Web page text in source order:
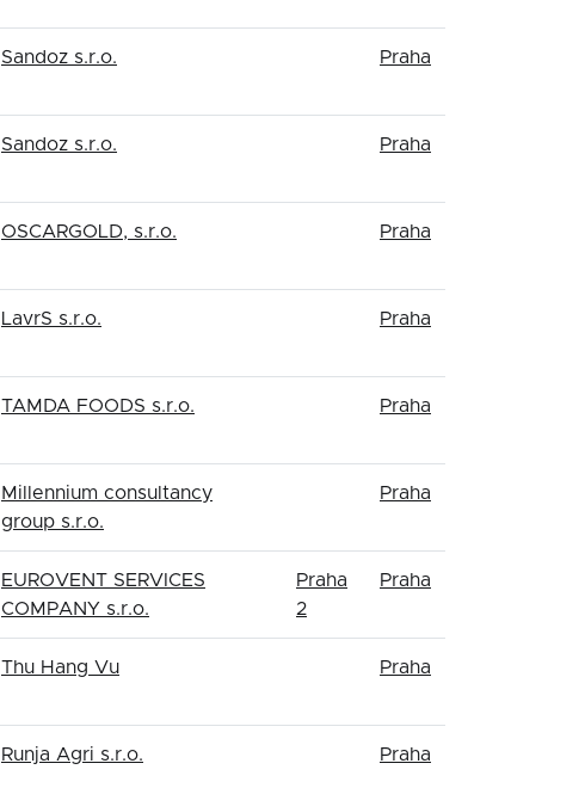
Sandoz s.r.o. Praha
Sandoz s.r.o. Praha
OSCARGOLD, s.r.o. Praha
LavrS s.r.o. Praha
TAMDA FOODS s.r.o. Praha
Millennium consultancy
group s.r.o.
Praha
EUROVENT SERVICES
COMPANY s.r.o.
Praha
2
Praha
Thu Hang Vu Praha
Runja Agri s.r.o. Praha